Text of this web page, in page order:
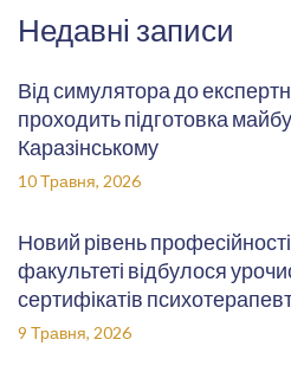
Недавні записи
Від симулятора до
проходить підготовка
Каразінському
10 Травня, 2026
Новий рівень
факультеті відбулося
сертифікатів
9 Травня, 2026